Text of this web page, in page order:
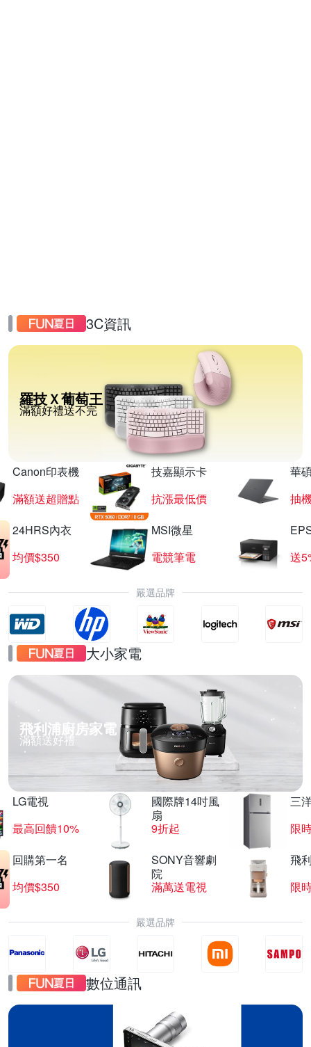
3C資訊
羅技Ｘ葡萄王
滿額好禮送不完
Canon印表機
滿額送超贈點
技嘉顯示卡
抗漲最低價
華
抽
24HRS內衣
均價$350
MSI微星
電競筆電
送
嚴選品牌
大小家電
飛利浦廚房家電
滿額送好禮
LG電視
最高回饋10%
國際牌14吋風
扇
9折起
三
限
回購第一名
均價$350
SONY音響劇
院
滿萬送電視
飛
限
嚴選品牌
數位通訊